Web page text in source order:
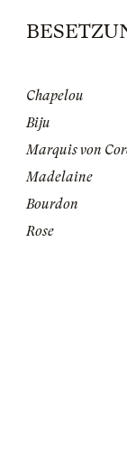
Chapelou
Biju
Marquis von
Madelaine
Bourdon
Rose